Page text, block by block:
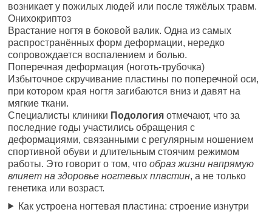
возникает у пожилых людей или после тяжёлых травм.
Онихокриптоз
Врастание ногтя в боковой валик. Одна из самых
распространённых форм деформации, нередко
сопровождается воспалением и болью.
Поперечная деформация (ноготь-трубочка)
Избыточное скручивание пластины по поперечной оси,
при котором края ногтя загибаются вниз и давят на
мягкие ткани.
Специалисты клиники Подология отмечают, что за
последние годы участились обращения с
деформациями, связанными с регулярным ношением
спортивной обуви и длительным стоячим режимом
работы. Это говорит о том, чтообраз жизни напрямую
влияет на здоровье ногтевых пластин, а не только
генетика или возраст.
Как устроена ногтевая пластина: строение изнутри